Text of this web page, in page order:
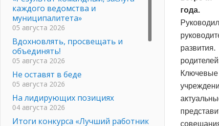
года.
каждого ведомства и
муниципалитета»
05 августа 2026
Вдохновлять, просвещать и
объединять!
05 августа 2026
Не оставят в беде
05 августа 2026
На лидирующих позициях
04 августа 2026
Итоги конкурса «Лучший работник